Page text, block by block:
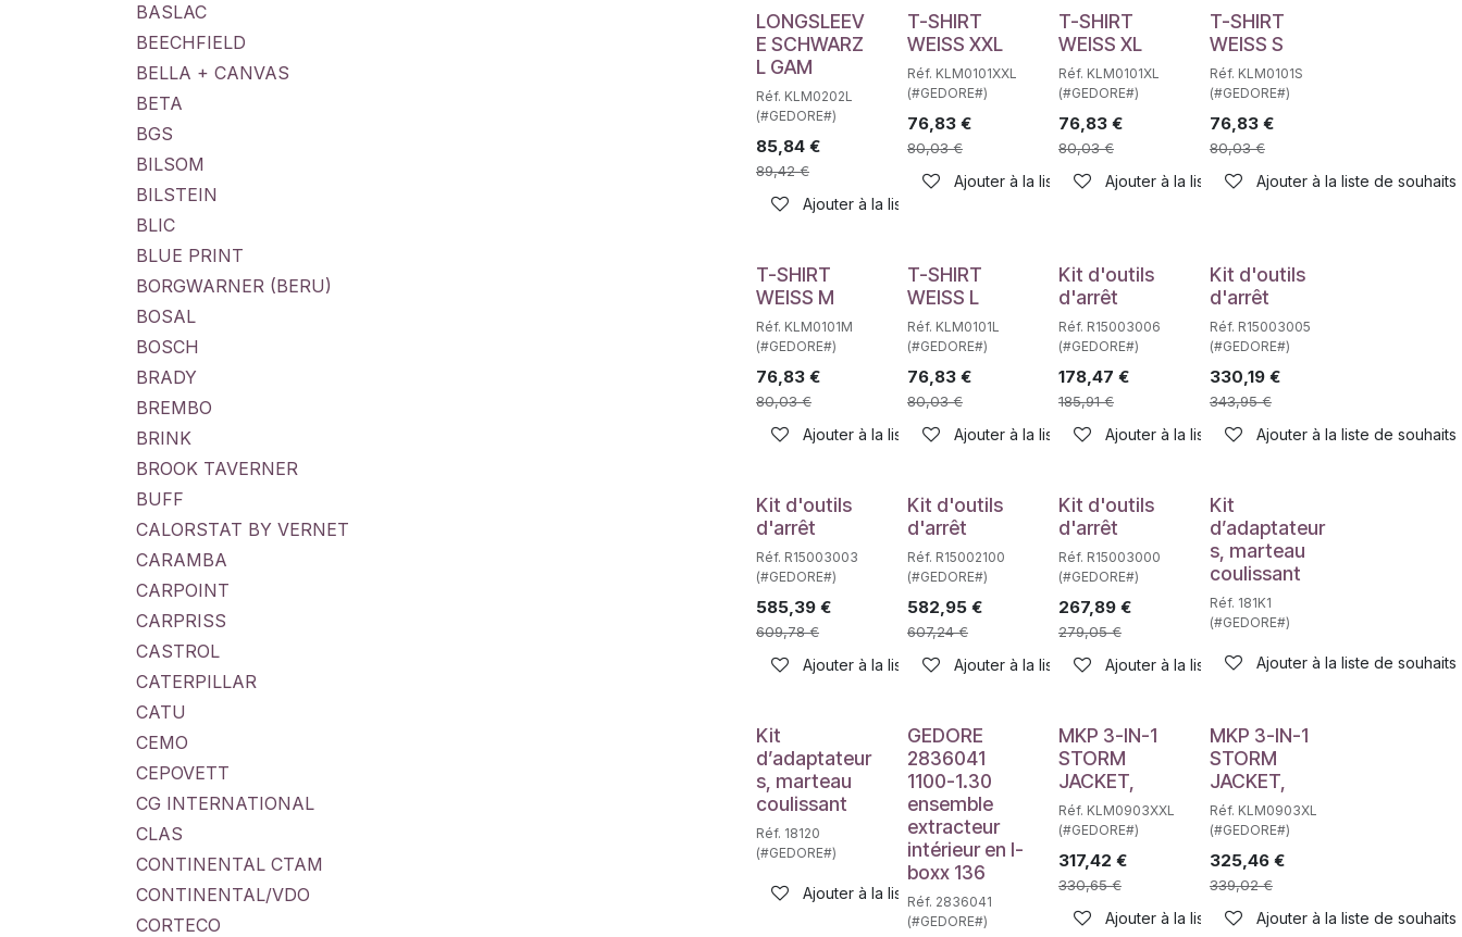
BASLAC
BEECHFIELD
BELLA + CANVAS
BETA
BGS
BILSOM
BILSTEIN
BLIC
BLUE PRINT
BORGWARNER (BERU)
BOSAL
BOSCH
BRADY
BREMBO
BRINK
BROOK TAVERNER
BUFF
CALORSTAT BY VERNET
CARAMBA
CARPOINT
CARPRISS
CASTROL
CATERPILLAR
CATU
CEMO
CEPOVETT
CG INTERNATIONAL
CLAS
CONTINENTAL CTAM
CONTINENTAL/VDO
CORTECO
LONGSLEEV
E SCHWARZ
L GAM
Réf. KLM0202L
(#GEDORE#)
85,84 €
89,42€
Ajouter à la liste de souhaits
T-SHIRT
WEISS XXL
Réf. KLM0101XXL
(#GEDORE#)
76,83€
80,03€
Ajouter à la liste de souhaits
T-SHIRT
WEISS XL
Réf. KLM0101XL
(#GEDORE#)
76,83€
80,03€
Ajouter à la liste de souhaits
T-SHIRT
WEISS S
Réf. KLM0101S
(#GEDORE#)
76,83€
80,03€
Ajouter à la liste de souhaits
T-SHIRT
WEISS M
Réf. KLM0101M
(#GEDORE#)
76,83 €
80,03€
Ajouter à la liste de souhaits
T-SHIRT
WEISS L
Réf. KLM0101L
(#GEDORE#)
76,83€
80,03€
Ajouter à la liste de souhaits
Kit d'outils
d'arrêt
Réf. R15003006
(#GEDORE#)
178,47 €
185,91€
Ajouter à la liste de souhaits
Kit d'outils
d'arrêt
Réf. R15003005
(#GEDORE#)
330,19€
343,95€
Ajouter à la liste de souhaits
Kit d'outils
d'arrêt
Réf. R15003003
(#GEDORE#)
585,39 €
609,78€
Ajouter à la liste de souhaits
Kit d'outils
d'arrêt
Réf. R15002100
(#GEDORE#)
582,95€
607,24€
Ajouter à la liste de souhaits
Kit d'outils
d'arrêt
Réf. R15003000
(#GEDORE#)
267,89€
279,05€
Ajouter à la liste de souhaits
Kit
d’adaptateur
s, marteau
coulissant
Réf. 181K1
(#GEDORE#)
Ajouter à la liste de souhaits
Kit
d’adaptateur
s, marteau
coulissant
Réf. 18120
(#GEDORE#)
Ajouter à la liste de souhaits
GEDORE
2836041
1100-1.30
ensemble
extracteur
intérieur en l-
boxx 136
Réf. 2836041
(#GEDORE#)
MKP 3-IN-1
STORM
JACKET,
Réf. KLM0903XXL
(#GEDORE#)
317,42 €
330,65€
Ajouter à la liste de souhaits
MKP 3-IN-1
STORM
JACKET,
Réf. KLM0903XL
(#GEDORE#)
325,46€
339,02€
Ajouter à la liste de souhaits